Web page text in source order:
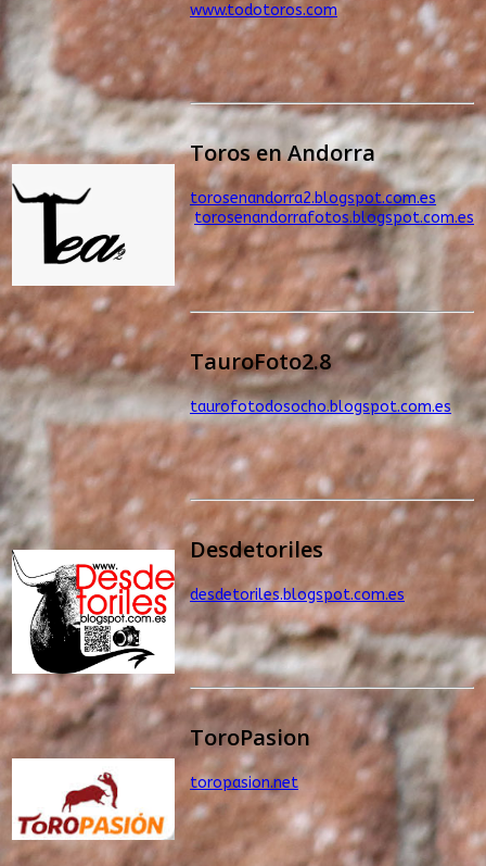
www.todotoros.com
Toros en Andorra
torosenandorra2.blogspot.com.es
torosenandorrafotos.blogspot.com.es
TauroFoto2.8
taurofotodosocho.blogspot.com.es
Desdetoriles
desdetoriles.blogspot.com.es
ToroPasion
toropasion.net